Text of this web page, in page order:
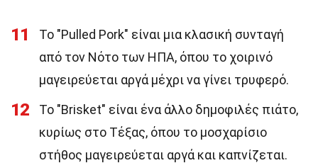
11
Το "Pulled Pork" είναι μια κλασική συνταγή
από τον Νότο των ΗΠΑ, όπου το χοιρινό
μαγειρεύεται αργά μέχρι να γίνει τρυφερό.
12
Το "Brisket" είναι ένα άλλο δημοφιλές πιάτο,
κυρίως στο Τέξας, όπου το μοσχαρίσιο
στήθος μαγειρεύεται αργά και καπνίζεται.